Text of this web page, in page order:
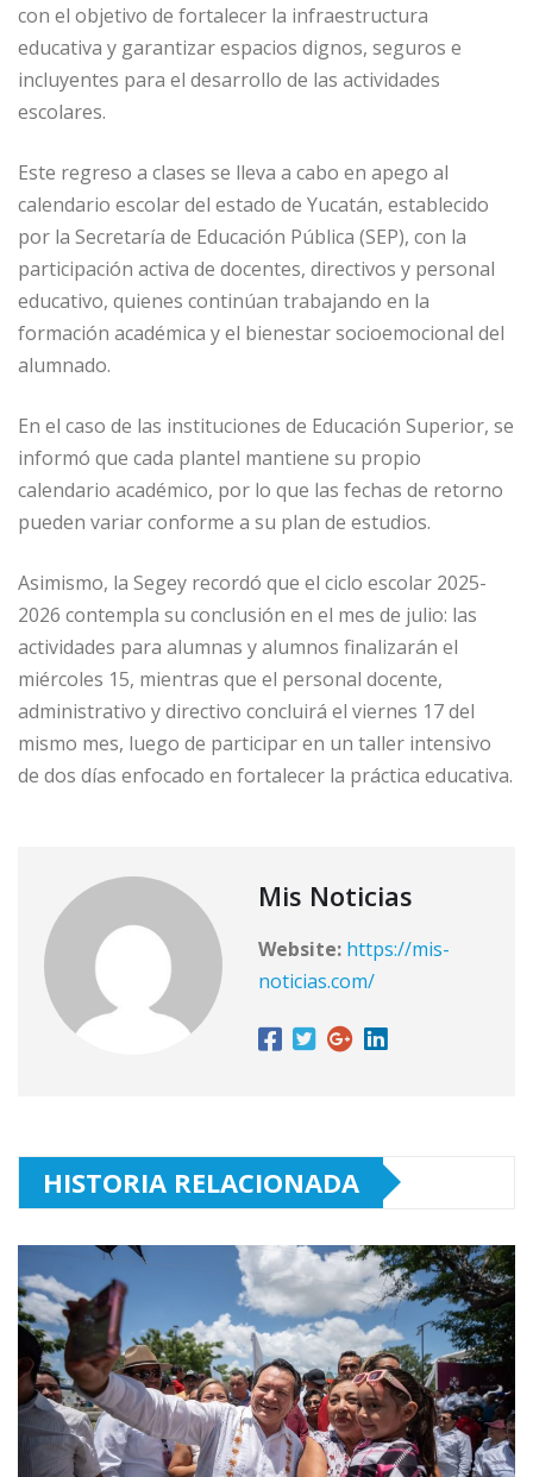
con el objetivo de fortalecer la infraestructura
educativa y garantizar espacios dignos, seguros e
incluyentes para el desarrollo de las actividades
escolares.
Este regreso a clases se lleva a cabo en apego al
calendario escolar del estado de Yucatán, establecido
por la Secretaría de Educación Pública (SEP), con la
participación activa de docentes, directivos y personal
educativo, quienes continúan trabajando en la
formación académica y el bienestar socioemocional del
alumnado.
En el caso de las instituciones de Educación Superior, se
informó que cada plantel mantiene su propio
calendario académico, por lo que las fechas de retorno
pueden variar conforme a su plan de estudios.
Asimismo, la Segey recordó que el ciclo escolar 2025-
2026 contempla su conclusión en el mes de julio: las
actividades para alumnas y alumnos finalizarán el
miércoles 15, mientras que el personal docente,
administrativo y directivo concluirá el viernes 17 del
mismo mes, luego de participar en un taller intensivo
de dos días enfocado en fortalecer la práctica educativa.
Mis Noticias
Website: https://mis-
noticias.com/
HISTORIA RELACIONADA